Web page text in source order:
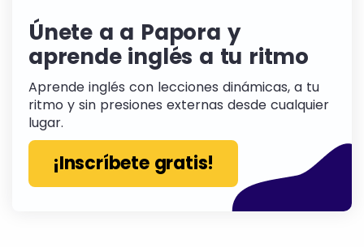
Únete a a Papora y
aprende inglés a tu ritmo
Aprende inglés con lecciones dinámicas, a tu
ritmo y sin presiones externas desde cualquier
lugar.
¡Inscríbete gratis!